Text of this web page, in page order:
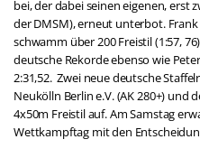
bei, der dabei seinen eigenen, erst
der DMSM), erneut unterbot. Frank
schwamm über 200 Freistil (1:57,
deutsche Rekorde ebenso wie
2:31,52. Zwei neue deutsche
Neukölln Berlin e.V. (AK 280+) und
4x50m Freistil auf. Am Samstag
Wettkampftag mit den